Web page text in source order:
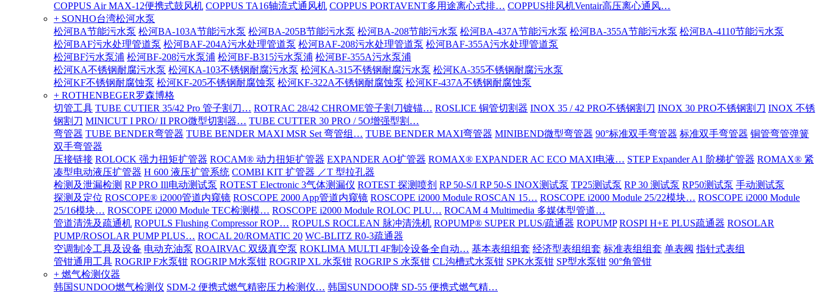
COPPUS Air MAX-12便携式鼓风机 COPPUS TA16轴流式通风机 COPPUS PORTAVENT多用途离心式排… COPPUS排风机Ventair高压离心通风…
+ SONHO台湾松河水泵
松河BA节能污水泵 松河BA-103A节能污水泵 松河BA-205B节能污水泵 松河BA-208节能污水泵 松河BA-437A节能污水泵 松河BA-355A节能污水泵 松河BA-4110节能污水泵
松河BAF污水处理管道泵 松河BAF-204A污水处理管道泵 松河BAF-208污水处理管道泵 松河BAF-355A污水处理管道泵
松河BF污水泵浦 松河BF-208污水泵浦 松河BF-B315污水泵浦 松河BF-355A污水泵浦
松河KA不锈钢耐腐污水泵 松河KA-103不锈钢耐腐污水泵 松河KA-315不锈钢耐腐污水泵 松河KA-355不锈钢耐腐污水泵
松河KF不锈钢耐腐蚀泵 松河KF-205不锈钢耐腐蚀泵 松河KF-322A不锈钢耐腐蚀泵 松河KF-437A不锈钢耐腐蚀泵
+ ROTHENBEGER罗森博格
切管工具 TUBE CUTIER 35/42 Pro 管子割刀… ROTRAC 28/42 CHROME管子割刀镀锚… ROSLICE 铜管切割器 INOX 35 / 42 PRO不锈钢割刀 INOX 30 PRO不锈钢割刀 INOX 不锈
钢割刀 MINICUT I PRO/ II PRO微型切割器… TUBE CUTTER 30 PRO / 5O增强型割…
弯管器 TUBE BENDER弯管器 TUBE BENDER MAXI MSR Set 弯管组… TUBE BENDER MAXI弯管器 MINIBEND微型弯管器 90°标准双手弯管器 标准双手弯管器 铜管弯管弹簧
双手弯管器
压接链接 ROLOCK 强力扭矩扩管器 ROCAM® 动力扭矩扩管器 EXPANDER AO扩管器 ROMAX® EXPANDER AC ECO MAXI电液… STEP Expander A1 阶梯扩管器 ROMAX® 紧
凑型电动液压扩管器 H 600 液压扩管系统 COMBI KIT 扩管器 ／T 型拉孔器
检测及泄漏检测 RP PRO Ill电动测试泵 ROTEST Electronic 3气体测漏仪 ROTEST 探测喷剂 RP 50-S/I RP 50-S INOX测试泵 TP25测试泵 RP 30 测试泵 RP50测试泵 手动测试泵
探测及定位 ROSCOPE® i2000管道内窥镜 ROSCOPE 2000 App管道内窥镜 ROSCOPE i2000 Module ROSCAN 15… ROSCOPE i2000 Module 25/22模块… ROSCOPE i2000 Module
25/16模块… ROSCOPE i2000 Module TEC检测模… ROSCOPE i2000 Module ROLOC PLU… ROCAM 4 Multimedia 多媒体型管道…
管道清洗及疏通机 ROPULS Flushing Compressor ROP… ROPULS ROCLEAN 脉冲清洗机 ROPUMP® SUPER PLUS/疏通器 ROPUMP ROSPI H+E PLUS疏通器 ROSOLAR
PUMP/ROSOLAR PUMP PLUS… ROCAL 20/ROMATIC 20 WC-BLITZ R0-3疏通器
空调制冷工具及设备 电动充油泵 ROAIRVAC 双级真空泵 ROKLIMA MULTI 4F制冷设备全自动… 基本表组组套 经济型表组组套 标准表组组套 单表阀 指针式表组
管钳通用工具 ROGRIP F水泵钳 ROGRIP M水泵钳 ROGRIP XL 水泵钳 ROGRIP S 水泵钳 CL沟槽式水泵钳 SPK水泵钳 SP型水泵钳 90°角管钳
+ 燃气检测仪器
韩国SUNDOO燃气检测仪 SDM-2 便携式燃气精密压力检测仪… 韩国SUNDOO牌 SD-55 便携式燃气精…